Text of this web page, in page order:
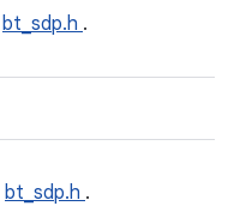
bt_sdp.h .
bt_sdp.h .